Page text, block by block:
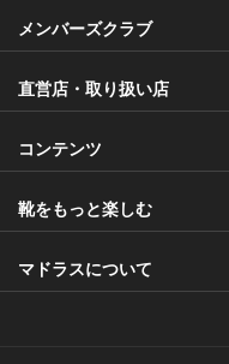
メンバーズクラブ
直営店・取り扱い店
コンテンツ
靴をもっと楽しむ
マドラスについて